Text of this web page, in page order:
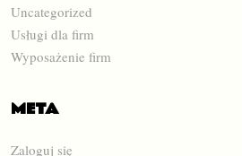
Uncategorized
Usługi dla firm
Wyposażenie firm
META
Zaloguj się